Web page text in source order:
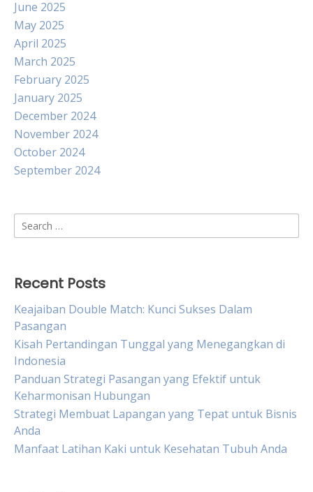
June 2025
May 2025
April 2025
March 2025
February 2025
January 2025
December 2024
November 2024
October 2024
September 2024
Search
for:
Recent Posts
Keajaiban Double Match: Kunci Sukses Dalam
Pasangan
Kisah Pertandingan Tunggal yang Menegangkan di
Indonesia
Panduan Strategi Pasangan yang Efektif untuk
Keharmonisan Hubungan
Strategi Membuat Lapangan yang Tepat untuk Bisnis
Anda
Manfaat Latihan Kaki untuk Kesehatan Tubuh Anda